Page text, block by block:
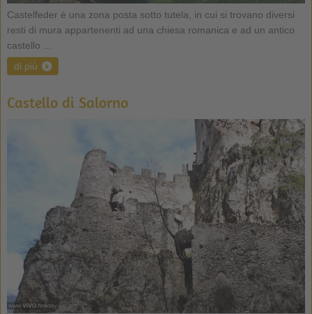
Castelfeder è una zona posta sotto tutela, in cui si trovano diversi
resti di mura appartenenti ad una chiesa romanica e ad un antico
castello ...
di più
Castello di Salorno